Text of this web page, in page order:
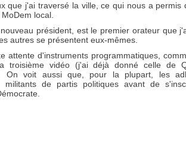
que j'ai traversé la ville, ce qui nous a permis
local.
président, est le premier orateur que
autres se présentent eux-mêmes.
attente d'instruments programmatiques,
troisième vidéo (j'ai déjà donné celle de
On voit aussi que, pour la plupart, les
militants de partis politiques avant de